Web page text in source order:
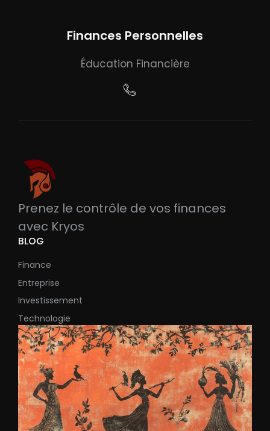
Finances Personnelles
Éducation Financière
Prenez le contrôle de vos finances
avec Kryos
BLOG
Finance
Entreprise
Investissement
Technologie